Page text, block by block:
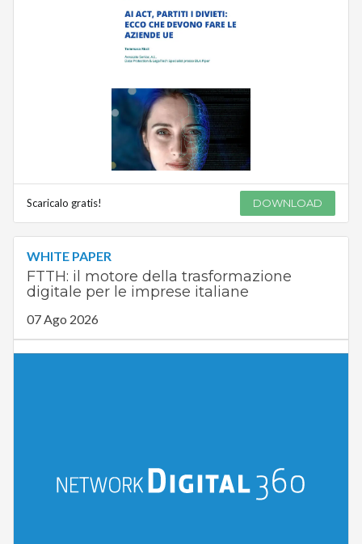
Scaricalo gratis! DOWNLOAD
WHITE PAPER
FTTH: il motore della trasformazione
digitale per le imprese italiane
07 Ago 2026